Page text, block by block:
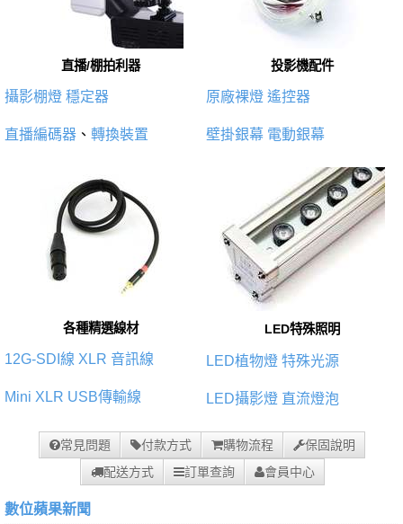
直播/棚拍利器
攝影棚燈 穩定器
直播編碼器 、 轉換裝置
投影機配件
原廠裸燈 遙控器
壁掛銀幕 電動銀幕
各種精選線材
12G-SDI線 XLR 音訊線
Mini XLR USB傳輸線
LED特殊照明
LED植物燈 特殊光源
LED攝影燈 直流燈泡
常見問題 付款方式 購物流程
保固說明
配送方式
訂單查詢 會員中心
數位蘋果新聞